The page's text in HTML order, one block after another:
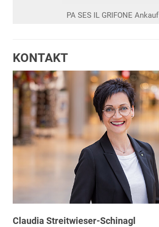
PA SES IL GRIFONE Ankauf
KONTAKT
Claudia Streitwieser-Schinagl